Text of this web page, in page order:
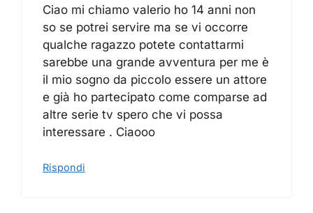
Ciao mi chiamo valerio ho 14 anni non
so se potrei servire ma se vi occorre
qualche ragazzo potete contattarmi
sarebbe una grande avventura per me è
il mio sogno da piccolo essere un attore
e già ho partecipato come comparse ad
altre serie tv spero che vi possa
interessare . Ciaooo
Rispondi